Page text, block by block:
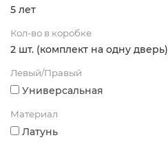
5 лет
Кол-во в коробке
2 шт. (комплект на одну дверь)
Левый/Правый
Универсальная
Материал
Латунь